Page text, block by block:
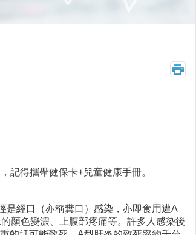
_
記得攜帶健保卡+兒童健康手冊。
是經口（亦稱糞口）感染，亦即食用遭A
顏色變濃、上腹部疼痛等。許多人感染後